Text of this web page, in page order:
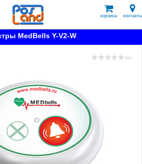
корзина контакты
MedBells Y-V2-W
( 0 )